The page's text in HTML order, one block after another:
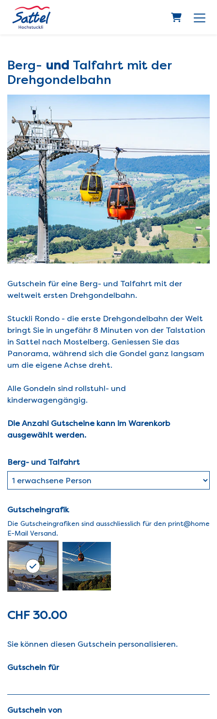
Berg- und Talfahrt mit der
Drehgondelbahn
Gutschein für eine Berg- und Talfahrt mit der
weltweit ersten Drehgondelbahn.
Stuckli Rondo - die erste Drehgondelbahn der Welt
bringt Sie in ungefähr 8 Minuten von der Talstation
in Sattel nach Mostelberg. Geniessen Sie das
Panorama, während sich die Gondel ganz langsam
um die eigene Achse dreht.
Alle Gondeln sind rollstuhl- und
kinderwagengängig.
Die Anzahl Gutscheine kann im Warenkorb
ausgewählt werden.
Berg- und Talfahrt
Gutscheingrafik
Die Gutscheingrafiken sind ausschliesslich für den print@home
E-Mail Versand.
CHF 30.00
Sie können diesen Gutschein personalisieren.
Gutschein für
Gutschein von